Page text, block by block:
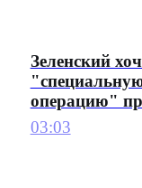
Зеленский
операцию"
03:03